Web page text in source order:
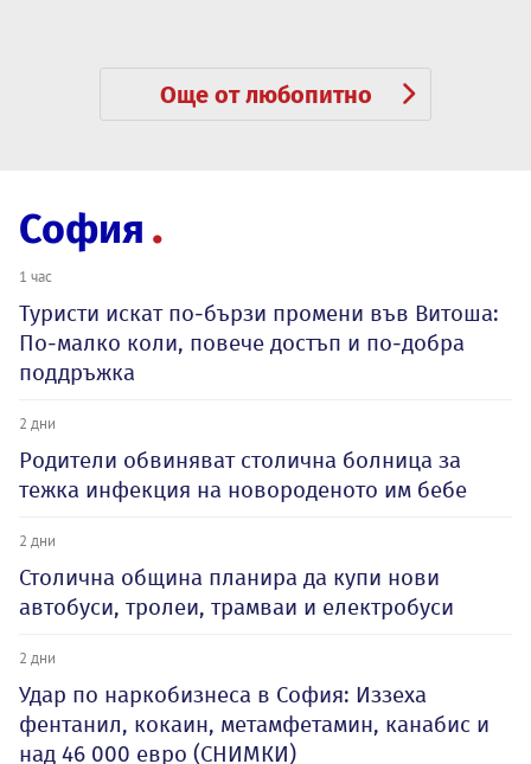
Още от любопитно
София
1 час
Туристи искат по-бързи промени във Витоша:
По-малко коли, повече достъп и по-добра
поддръжка
2 дни
Родители обвиняват столична болница за
тежка инфекция на новороденото им бебе
2 дни
Столична община планира да купи нови
автобуси, тролеи, трамваи и електробуси
2 дни
Удар по наркобизнеса в София: Иззеха
фентанил, кокаин, метамфетамин, канабис и
над 46 000 евро (СНИМКИ)